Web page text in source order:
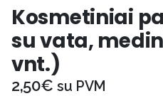
Kosmetiniai
su vata,
vnt.)
2,50€ su PVM